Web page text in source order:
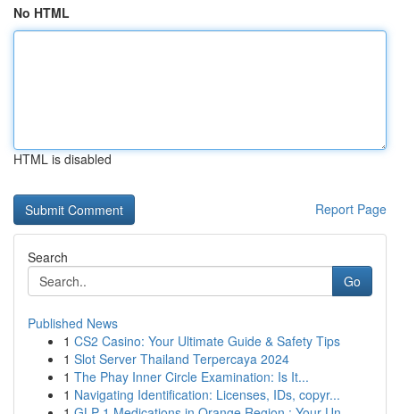
No HTML
HTML is disabled
Report Page
Search
Go
Published News
1 CS2 Casino: Your Ultimate Guide & Safety Tips
1 Slot Server Thailand Terpercaya 2024
1 The Phay Inner Circle Examination: Is It...
1 Navigating Identification: Licenses, IDs, copyr...